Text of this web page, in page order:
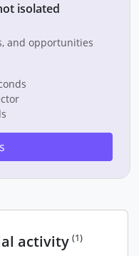
isolated
and opportunities
activity (1)